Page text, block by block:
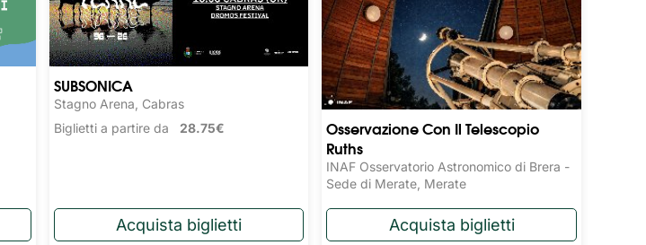
SUBSONICA
Stagno Arena, Cabras
Biglietti a partire da 28.75€
Osservazione Con Il Telescopio
Ruths
INAF Osservatorio Astronomico di Brera -
Sede di Merate, Merate